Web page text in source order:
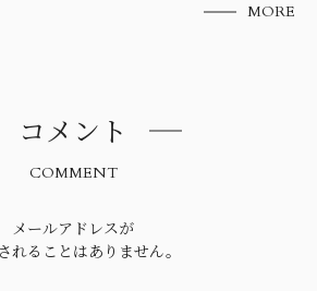
MORE
コメント
COMMENT
メールアドレスが
れることはありません。